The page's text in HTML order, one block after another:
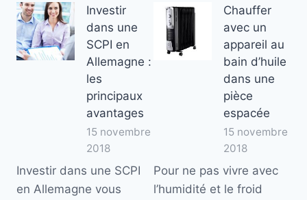
Investir
dans une
SCPI en
Allemagne :
les
principaux
avantages
15 novembre
2018
Investir dans une SCPI
en Allemagne vous
Chauffer
avec un
appareil au
bain d’huile
dans une
pièce
espacée
15 novembre
2018
Pour ne pas vivre avec
l’humidité et le froid